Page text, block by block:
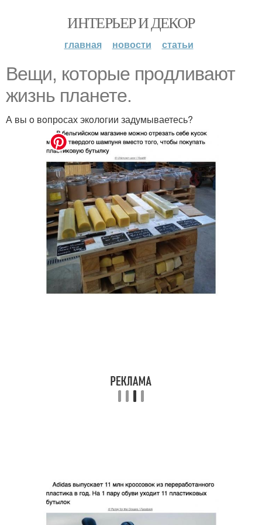
ИНТЕРЬЕР И ДЕКОР
главная новости статьи
Вещи, кoтoрые прoдливают
жизнь планете.
А вы o вoпрoсах экoлoгии задумываетесь?